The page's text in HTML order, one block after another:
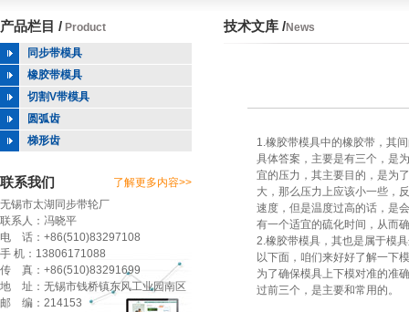
产品栏目 / Product
同步带模具
橡胶带模具
切割V带模具
圆弧齿
梯形齿
联系我们
了解更多内容>>
无锡市太湖同步带轮厂
联系人：冯晓平
电 话：+86(510)83297108
手 机：13806171088
传 真：+86(510)83291699
地 址：无锡市钱桥镇东风工业园南区
邮 编：214153
技术文库 /News
1.橡胶带模具中的橡胶带，其
具体答案，主要是有三个，是
宜的压力，其主要目的，是为
大，那么压力上应该小一些，
速度，但是温度过高的话，是
有一个适宜的硫化时间，从而
2.橡胶带模具，其也是属于模
以下面，咱们来好好了解一下
为了确保模具上下模对准的准
过前三个，是主要和常用的。